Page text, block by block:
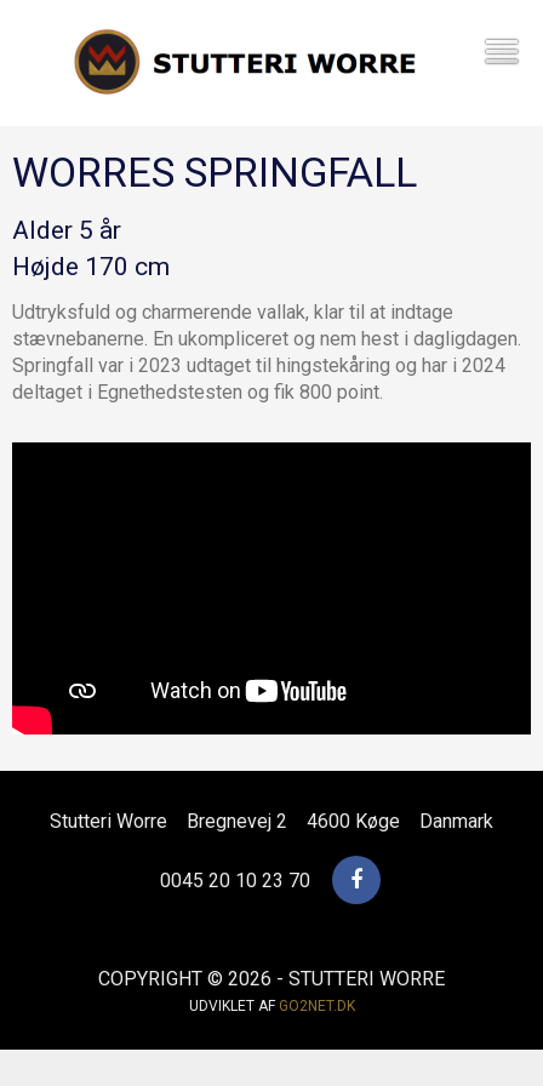
WORRES SPRINGFALL
Alder 5 år
Højde 170 cm
Udtryksfuld og charmerende vallak, klar til at indtage
stævnebanerne. En ukompliceret og nem hest i dagligdagen.
Springfall var i 2023 udtaget til hingstekåring og har i 2024
deltaget i Egnethedstesten og fik 800 point.
Stutteri Worre Bregnevej 2 4600 Køge Danmark
0045 20 10 23 70
COPYRIGHT © 2026 - STUTTERI WORRE
UDVIKLET AF GO2NET.DK